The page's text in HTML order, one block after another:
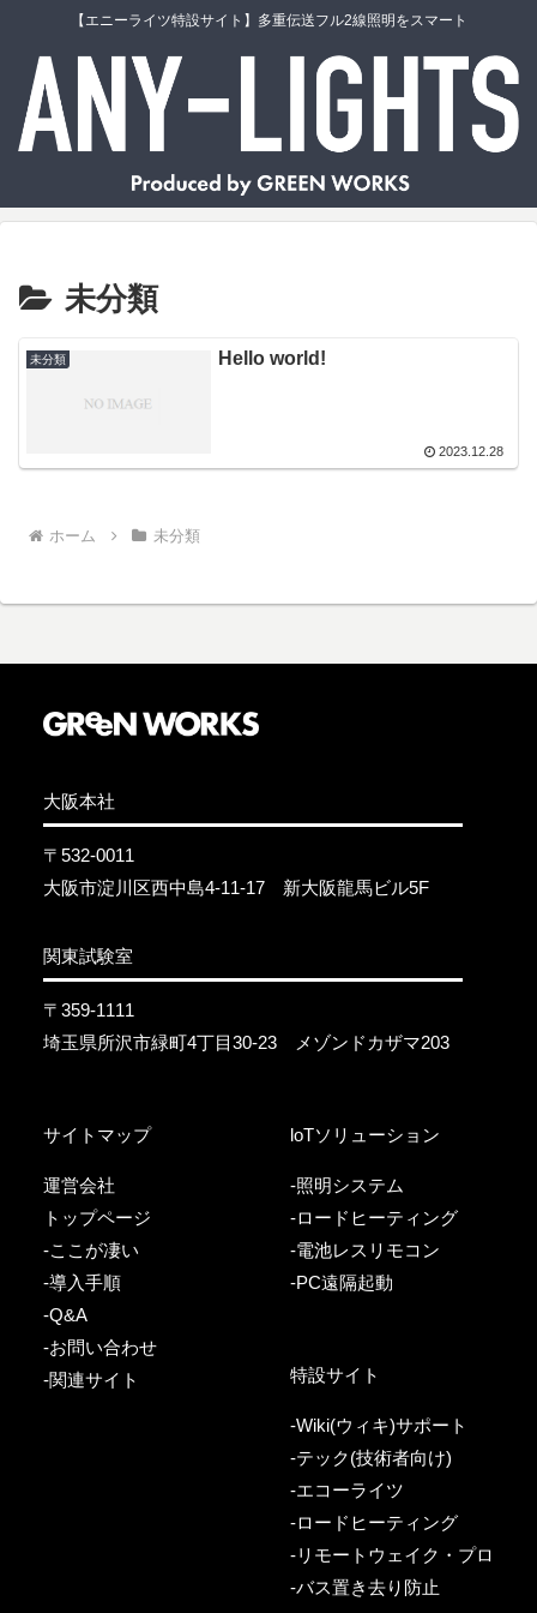
【エニーライツ特設サイト】多重伝送フル2線照明をスマート
未分類
未分類 Hello world!
2023.12.28
ホーム 未分類
大阪本社
〒532-0011
大阪市淀川区西中島4-11-17 新大阪龍馬ビル5F
関東試験室
〒359-1111
埼玉県所沢市緑町4丁目30-23 メゾンドカザマ203
サイトマップ
運営会社
トップページ
-ここが凄い
-導入手順
-Q&A
-お問い合わせ
-関連サイト
loTソリューション
-照明システム
-ロードヒーティング
-電池レスリモコン
-PC遠隔起動
特設サイト
-Wiki(ウィキ)サポート
-テック(技術者向け)
-エコーライツ
-ロードヒーティング
-リモートウェイク・プロ
-バス置き去り防止